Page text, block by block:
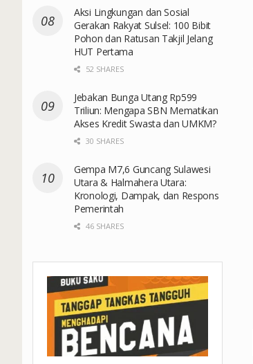
Aksi Lingkungan dan Sosial
Gerakan Rakyat Sulsel: 100 Bibit
Pohon dan Ratusan Takjil Jelang
HUT Pertama
52 SHARES
Jebakan Bunga Utang Rp599
Triliun: Mengapa SBN Mematikan
Akses Kredit Swasta dan UMKM?
30 SHARES
Gempa M7,6 Guncang Sulawesi
Utara & Halmahera Utara:
Kronologi, Dampak, dan Respons
Pemerintah
46 SHARES